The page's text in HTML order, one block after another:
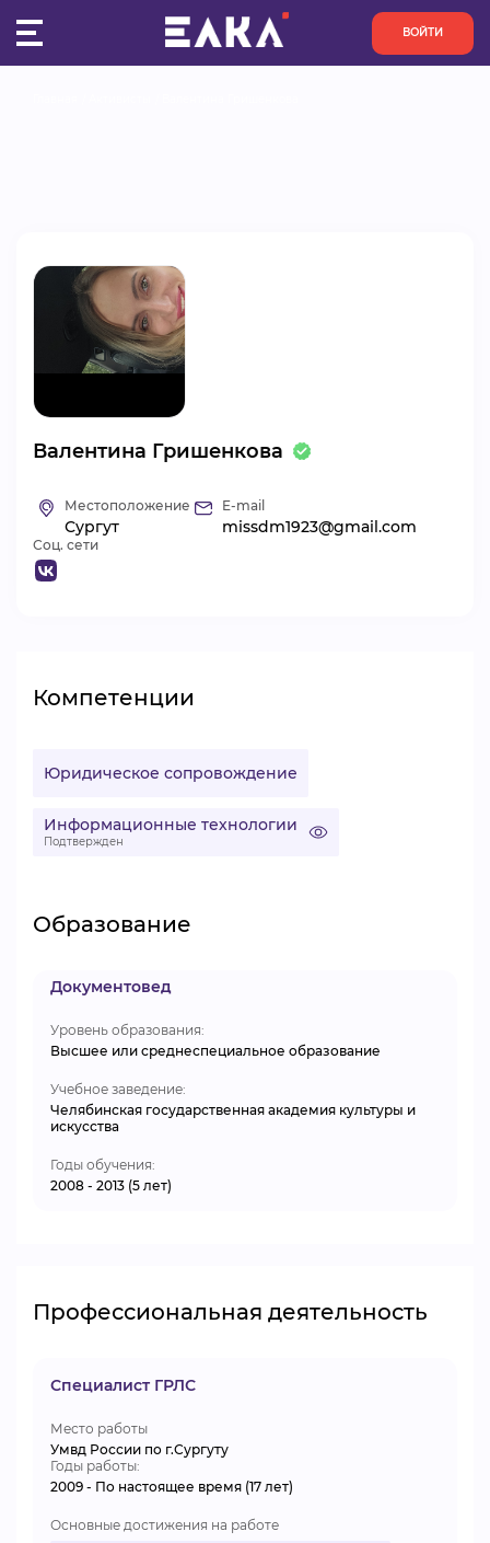
ВОЙТИ
АКТИВИСТЫ
ПРОЕКТЫ
АНАЛИТИКА
БАЗА ЗНАНИЙ
ВИДЕОКУРСЫ
Валентина Гришенкова
Местоположение
Сургут
E-mail
missdm1923@gmail.com
Соц. сети
Компетенции
Юридическое сопровождение
Информационные технологии
Подтвержден
Образование
Документовед
Уровень образования:
Высшее или среднеспециальное образование
Учебное заведение:
Челябинская государственная академия культуры и
искусства
Годы обучения:
2008 - 2013 (5 лет)
Профессиональная деятельность
Специалист ГРЛС
Место работы
Умвд России по г.Сургуту
Годы работы:
2009 - По настоящее время (17 лет)
Основные достижения на работе